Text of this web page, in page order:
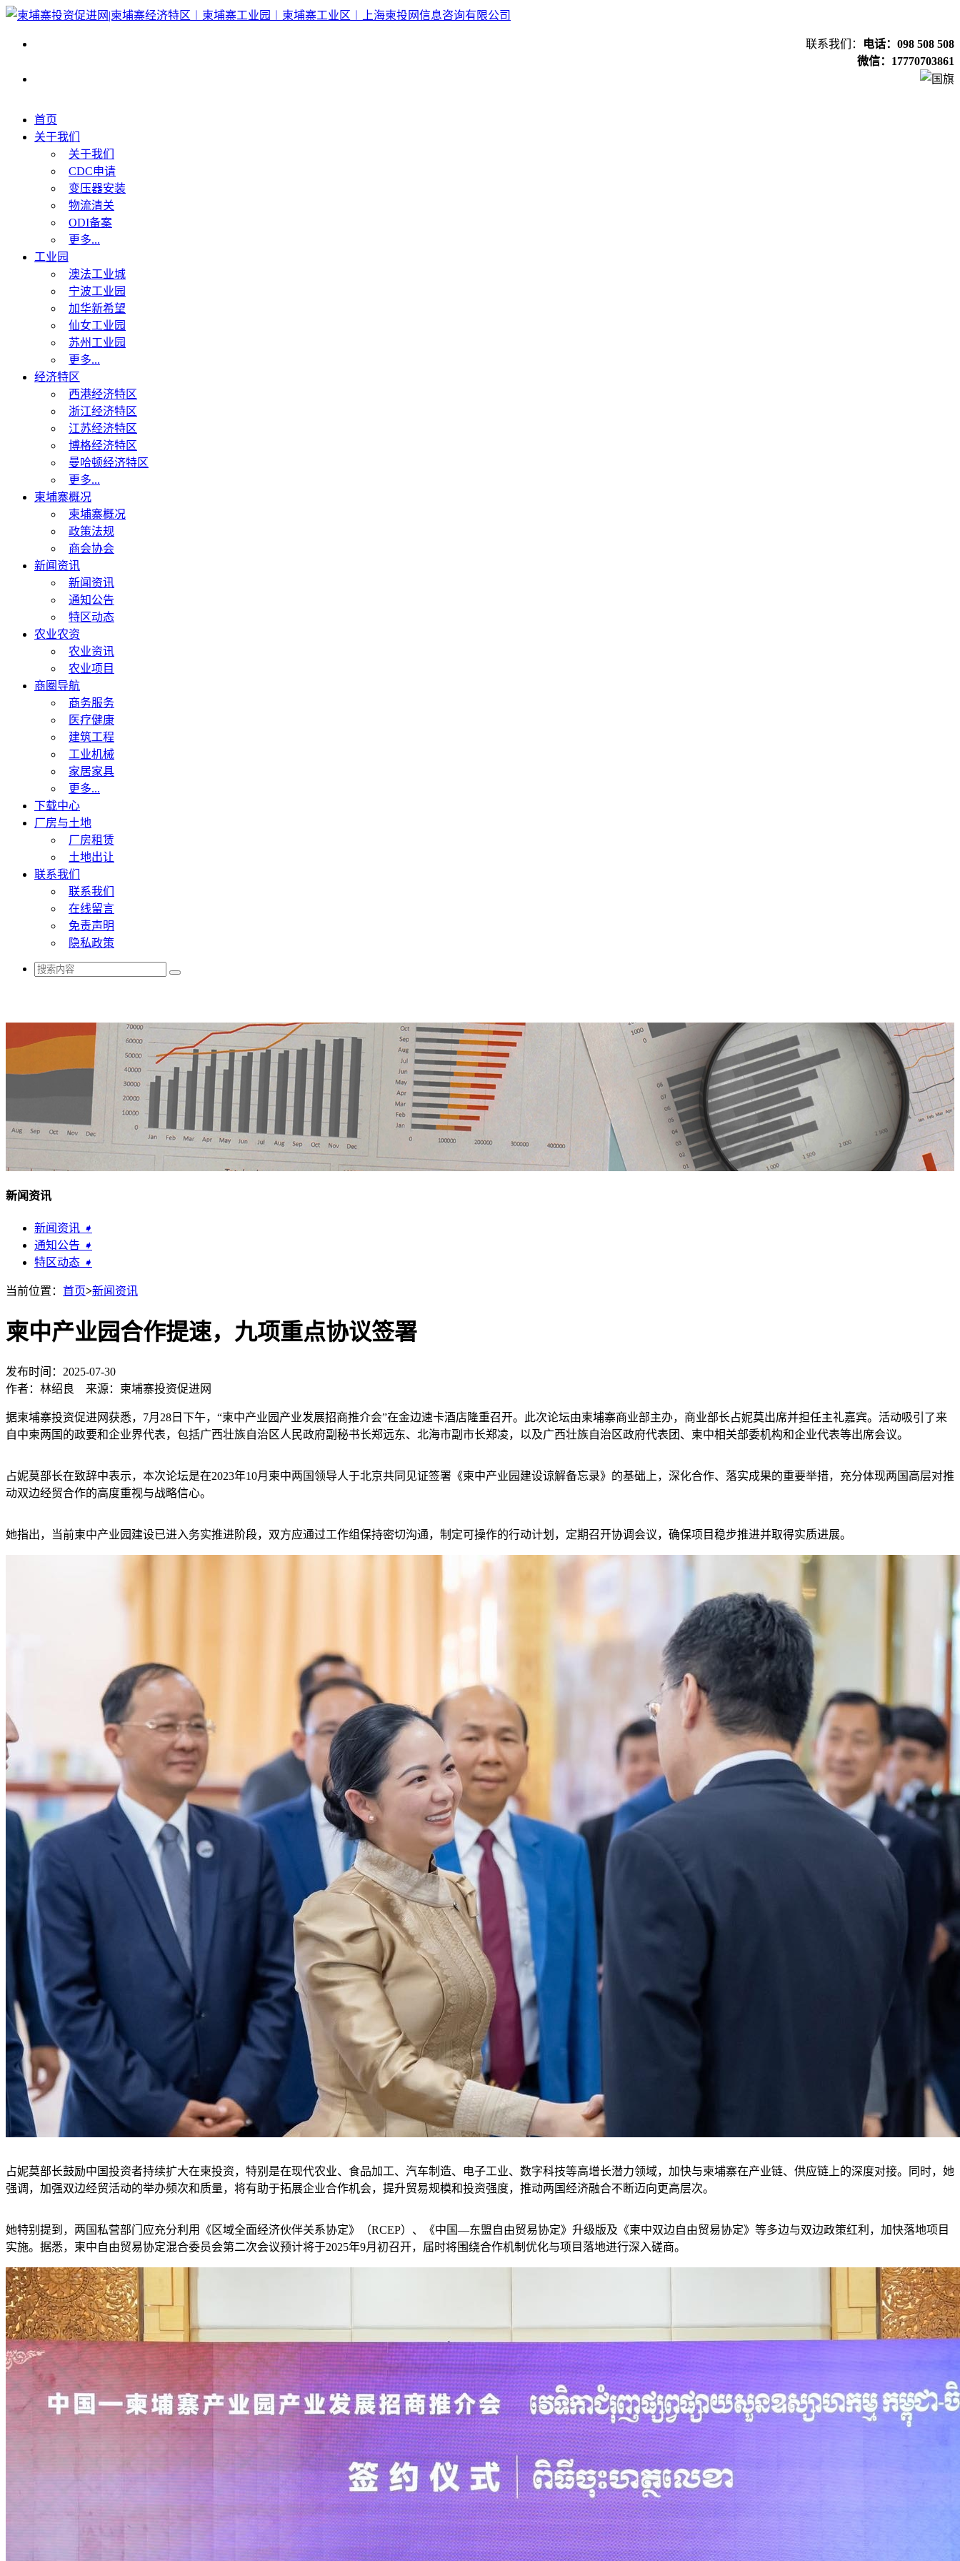
联系我们：
电话：098 508 508
微信：17770703861
首页
关于我们
关于我们
CDC申请
变压器安装
物流清关
ODI备案
更多...
工业园
澳法工业城
宁波工业园
加华新希望
仙女工业园
苏州工业园
更多...
经济特区
西港经济特区
浙江经济特区
江苏经济特区
博格经济特区
曼哈顿经济特区
更多...
柬埔寨概况
柬埔寨概况
政策法规
商会协会
新闻资讯
新闻资讯
通知公告
特区动态
农业农资
农业资讯
农业项目
商圈导航
商务服务
医疗健康
建筑工程
工业机械
家居家具
更多...
下载中心
厂房与土地
厂房租赁
土地出让
联系我们
联系我们
在线留言
免责声明
隐私政策
新闻资讯
新闻资讯 ➧
通知公告 ➧
特区动态 ➧
当前位置： 首页>新闻资讯
柬中产业园合作提速，九项重点协议签署
发布时间：2025-07-30
作者：林绍良 来源：柬埔寨投资促进网
据柬埔寨投资促进网获悉，7月28日下午，“柬中产业园产业发展招商推介会”在金边速卡酒店隆重召开。此次论坛由柬埔寨商业部主办，商业部长占妮莫出席并担任主礼嘉宾。活动吸引了来
自中柬两国的政要和企业界代表，包括广西壮族自治区人民政府副秘书长郑远东、北海市副市长郑凌，以及广西壮族自治区政府代表团、柬中相关部委机构和企业代表等出席会议。
占妮莫部长在致辞中表示，本次论坛是在2023年10月柬中两国领导人于北京共同见证签署《柬中产业园建设谅解备忘录》的基础上，深化合作、落实成果的重要举措，充分体现两国高层对推
动双边经贸合作的高度重视与战略信心。
她指出，当前柬中产业园建设已进入务实推进阶段，双方应通过工作组保持密切沟通，制定可操作的行动计划，定期召开协调会议，确保项目稳步推进并取得实质进展。
占妮莫部长鼓励中国投资者持续扩大在柬投资，特别是在现代农业、食品加工、汽车制造、电子工业、数字科技等高增长潜力领域，加快与柬埔寨在产业链、供应链上的深度对接。同时，她
强调，加强双边经贸活动的举办频次和质量，将有助于拓展企业合作机会，提升贸易规模和投资强度，推动两国经济融合不断迈向更高层次。
她特别提到，两国私营部门应充分利用《区域全面经济伙伴关系协定》（RCEP）、《中国—东盟自由贸易协定》升级版及《柬中双边自由贸易协定》等多边与双边政策红利，加快落地项目
实施。据悉，柬中自由贸易协定混合委员会第二次会议预计将于2025年9月初召开，届时将围绕合作机制优化与项目落地进行深入磋商。